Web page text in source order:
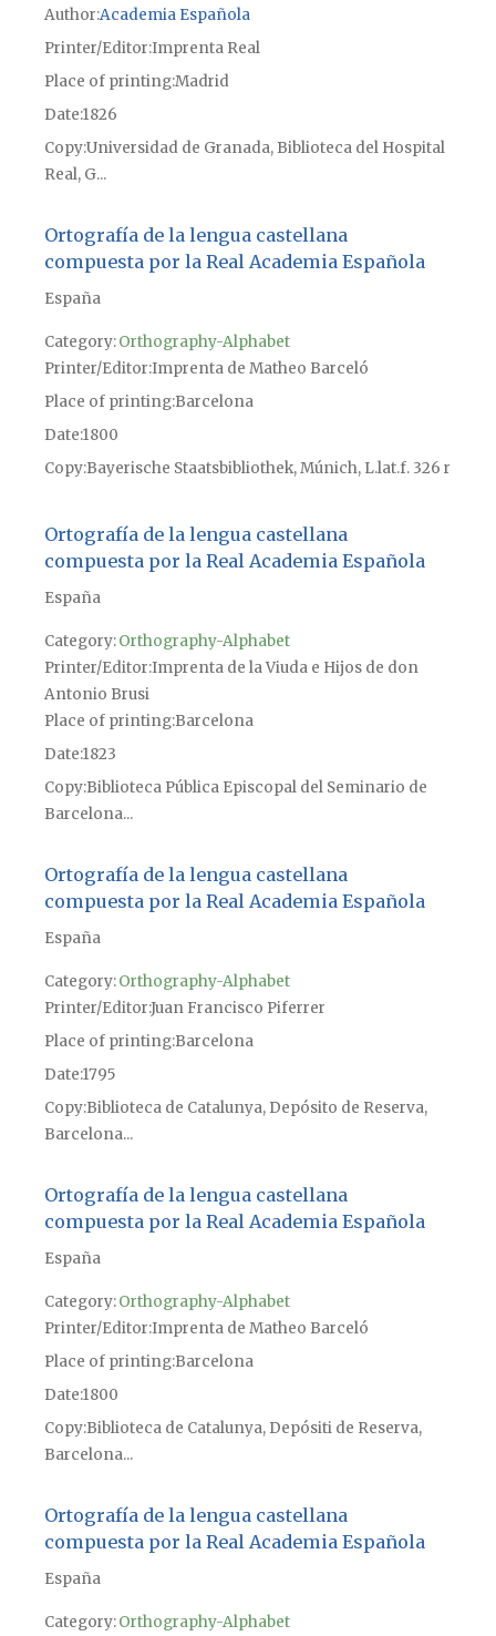
Author Academia Española
Printer/Editor Imprenta Real
Place of printingMadrid
Date1826
CopyUniversidad de Granada, Biblioteca del Hospital
Real, G...
Ortografía de la lengua castellana
compuesta por la Real Academia Española
España
Category:Orthography-Alphabet
Printer/Editor Imprenta de Matheo Barceló
Place of printingBarcelona
Date1800
CopyBayerische Staatsbibliothek, Múnich, L.lat.f. 326 r
Ortografía de la lengua castellana
compuesta por la Real Academia Española
España
Category:Orthography-Alphabet
Printer/Editor Imprenta de la Viuda e Hijos de don
Antonio Brusi
Place of printingBarcelona
Date1823
CopyBiblioteca Pública Episcopal del Seminario de
Barcelona...
Ortografía de la lengua castellana
compuesta por la Real Academia Española
España
Category:Orthography-Alphabet
Printer/EditorJuan Francisco Piferrer
Place of printingBarcelona
Date1795
CopyBiblioteca de Catalunya, Depósito de Reserva,
Barcelona...
Ortografía de la lengua castellana
compuesta por la Real Academia Española
España
Category:Orthography-Alphabet
Printer/Editor Imprenta de Matheo Barceló
Place of printingBarcelona
Date1800
CopyBiblioteca de Catalunya, Depósiti de Reserva,
Barcelona...
Ortografía de la lengua castellana
compuesta por la Real Academia Española
España
Category:Orthography-Alphabet